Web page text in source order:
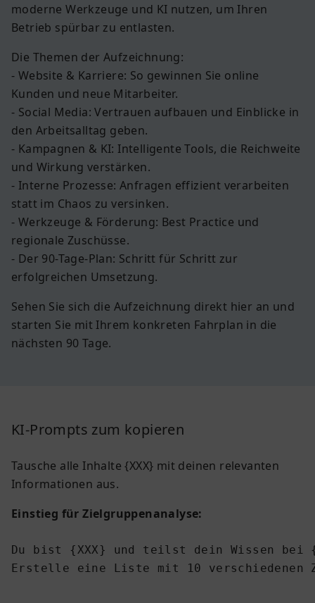
moderne Werkzeuge und KI nutzen, um Ihren
Betrieb spürbar zu entlasten.
Die Themen der Aufzeichnung:
- Website & Karriere: So gewinnen Sie online
Kunden und neue Mitarbeiter.
- Social Media: Vertrauen aufbauen und Einblicke in
den Arbeitsalltag geben.
- Kampagnen & KI: Intelligente Tools, die Reichweite
und Wirkung verstärken.
- Interne Prozesse: Anfragen effizient verarbeiten
statt im Chaos zu versinken.
- Werkzeuge & Förderung: Best Practice und
regionale Zuschüsse.
- Der 90-Tage-Plan: Schritt für Schritt zur
erfolgreichen Umsetzung.
Sehen Sie sich die Aufzeichnung direkt hier an und
starten Sie mit Ihrem konkreten Fahrplan in die
nächsten 90 Tage.
KI-Prompts zum kopieren
Tausche alle Inhalte {XXX} mit deinen relevanten
Informationen aus.
Einstieg für Zielgruppenanalyse:
Du bist {XXX} und teilst dein Wissen bei
Erstelle eine Liste mit 10 verschiedenen